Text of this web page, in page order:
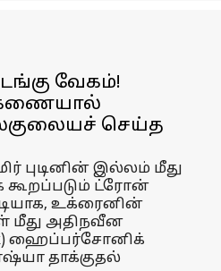
வேகம்!
செய்த
புடினின் இல்லம் மீது
கூறப்படும் ட்ரோன்
உக்ரைனின்
மீது அதிநவீன
ஹைப்பர்சோனிக்
தாக்குதல்